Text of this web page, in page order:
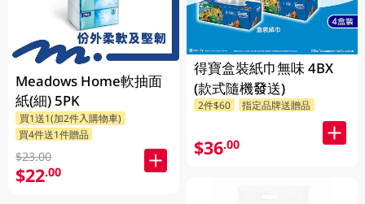
Meadows Home軟抽面
紙(細) 5PK
買1送1(加2件入購物車)
買4件送1件贈品
$23.00
$22.00
得寶盒裝紙巾無味 4BX
(款式隨機發送)
2件$60 指定品牌送贈品
$36.00